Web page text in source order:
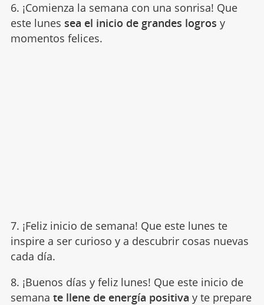
6. ¡Comienza la semana con una sonrisa! Que
este lunes sea el inicio de grandes logros y
momentos felices.
7. ¡Feliz inicio de semana! Que este lunes te
inspire a ser curioso y a descubrir cosas nuevas
cada día.
8. ¡Buenos días y feliz lunes! Que este inicio de
semana te llene de energía positiva y te prepare